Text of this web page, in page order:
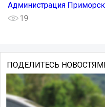
Администрация
19
ПОДЕЛИТЕСЬ